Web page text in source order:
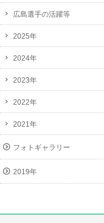
広島選手の活躍等
2025年
2024年
2023年
2022年
2021年
フォトギャラリー
2019年